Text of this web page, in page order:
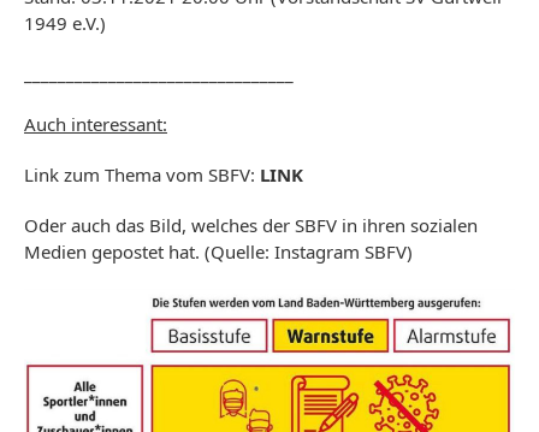
1949 e.V.)
Auch interessant:
Link zum Thema vom SBFV: LINK
Oder auch das Bild, welches der SBFV in ihren sozialen
Medien gepostet hat. (Quelle: Instagram SBFV)